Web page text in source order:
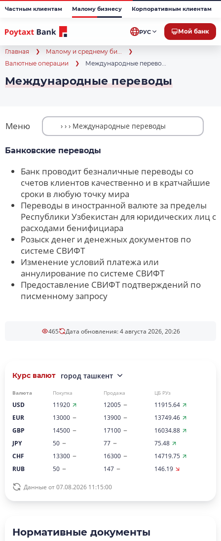
Частным клиентам Малому бизнесу Корпоративным клиентам
РУС Мой банк
Главная
Малому и среднему би...
Валютные операции
Международные перево...
Международные переводы
Меню
Банковские переводы
Банк проводит безналичные переводы со
счетов клиентов качественно и в кратчайшие
сроки в любую точку мира
Переводы в иностранной валюте за пределы
Республики Узбекистан для юридических лиц с
расходами бенифициара
Розыск денег и денежных документов по
системе СВИФТ
Изменение условий платежа или
аннулирование по системе СВИФТ
Предоставление СВИФТ подтверждений по
писменному запросу
465 Дата обновления: 4 августа 2026, 20:26
Курс валют город ташкент
Валюта Покупка Продажа ЦБ РУз
USD 11920 12005
11915.64
EUR
13000 13900
13749.46
GBP
14500 17100
16034.88
JPY
50 77
75.48
CHF
13300 16300
14719.75
RUB
50 147 146.19
Данные от 07.08.2026 11:15:00
Нормативные документы